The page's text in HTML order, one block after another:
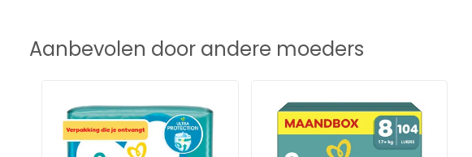
Aanbevolen door andere moeders